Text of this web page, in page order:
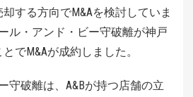
する方向でM&Aを検討していま
ル・アンド・ビー守破離が神戸
でM&Aが成約しました。
守破離は、A&Bが持つ店舗の立